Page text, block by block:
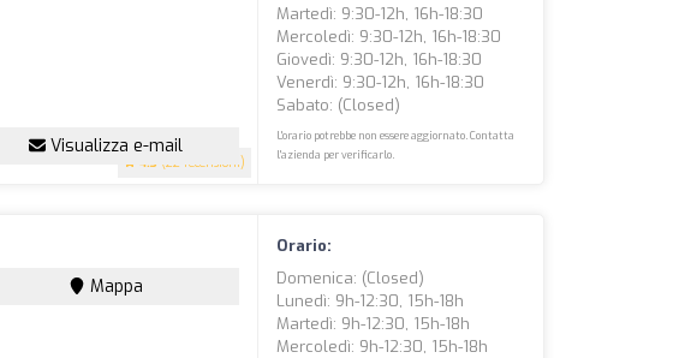
4.3 (22 recensioni)
Visualizza e-mail
Martedì: 9:30-12h, 16h-18:30
Mercoledì: 9:30-12h, 16h-18:30
Giovedì: 9:30-12h, 16h-18:30
Venerdì: 9:30-12h, 16h-18:30
Sabato: (closed)
L'orario potrebbe non essere aggiornato. Contatta
l'azienda per verificarlo.
Mappa
Orario:
Domenica: (closed)
Lunedì: 9h-12:30, 15h-18h
Martedì: 9h-12:30, 15h-18h
Mercoledì: 9h-12:30, 15h-18h